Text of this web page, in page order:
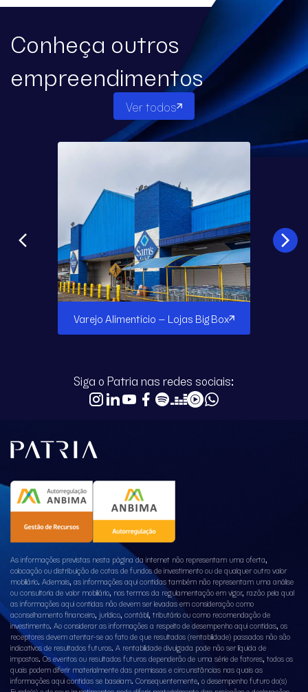
Conheça outros
empreendimentos
Ver todos
Varejo Alimentício – Lojas Big Box
Siga o Patria nas redes sociais:
As informações previstas nesta página da internet não representam uma oferta,
colocação ou distribuição de cotas de fundos de investimento ou de qualquer outro valor
mobiliário. Ademais, as informações aqui contidas também não representam uma análise
ou consultoria de valor mobiliário, nos termos da regulamentação em vigor, razão pela qual
as informações aqui contidas não devem ser levadas em consideração como
aconselhamento financeiro, jurídico, contábil, tributário ou como recomendação de
investimento. Ao considerar as informações a respeito de desempenho aqui contidas, os
receptores devem atentar-se ao fato de que resultados (rentabilidade) passados não são
indicativos de resultados futuros. A rentabilidade divulgada pode não ser líquida de
impostos. Os eventos ou resultados futuros dependerão de uma série de fatores, todos os
quais podem diferir materialmente das premissas e circunstâncias nas quais as
informações aqui contidas se baseiam. Consequentemente, o desempenho futuro do(s)